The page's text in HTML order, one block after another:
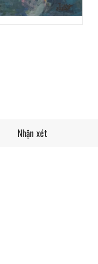
Nhận xét